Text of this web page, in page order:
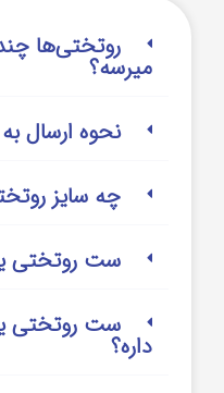
روتختی‌‌ها
میرسه؟
نحوه ارسال
چه سایز
ست روتختی
ست روتختی
داره؟